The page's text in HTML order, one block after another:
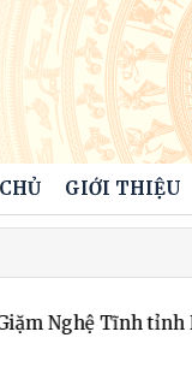
GIỚI THIỆU
Nghệ Tĩnh tỉnh